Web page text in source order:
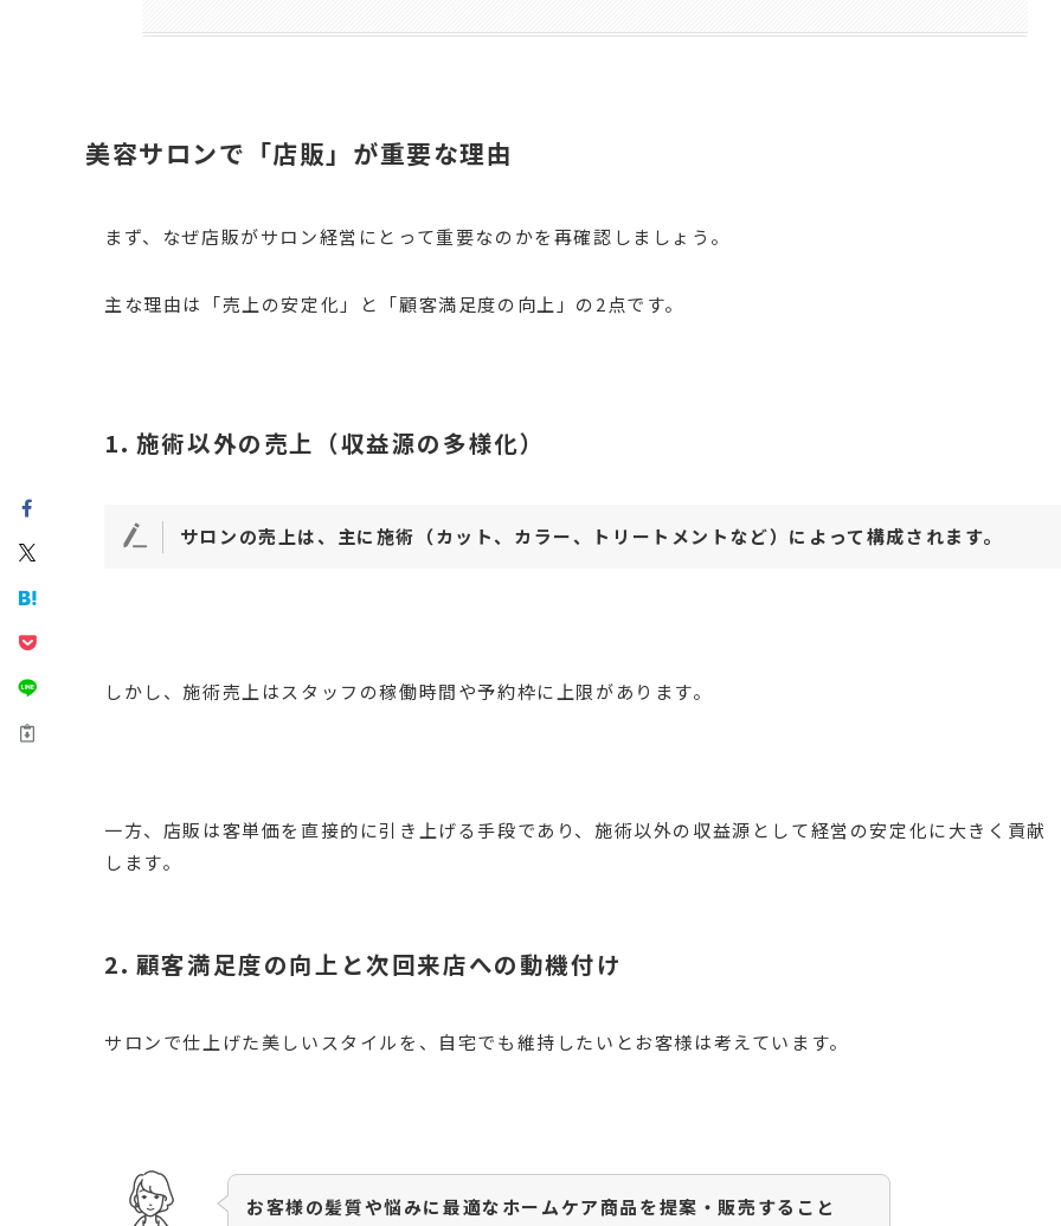
美容サロンで「店販」が重要な理由
まず、なぜ店販がサロン経営にとって重要なのかを再確認しましょう。
主な理由は「売上の安定化」と「顧客満足度の向上」の2点です。
1. 施術以外の売上（収益源の多様化）
サロンの売上は、主に施術（カット、カラー、トリートメントなど）によって構成されます。
しかし、施術売上はスタッフの稼働時間や予約枠に上限があります。
一方、店販は客単価を直接的に引き上げる手段であり、施術以外の収益源として経営の安定化に大きく貢献
します。
2. 顧客満足度の向上と次回来店への動機付け
サロンで仕上げた美しいスタイルを、自宅でも維持したいとお客様は考えています。
お客様の髪質や悩みに最適なホームケア商品を提案・販売すること